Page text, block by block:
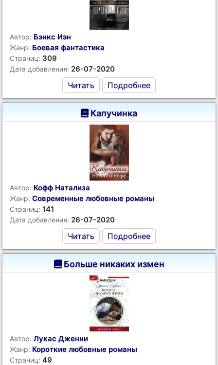
Автор: Бэнкс Иэн
Жанр: Боевая фантастика
Страниц: 309
Дата добавления: 26-07-2020
Читать Подробнее
Капучинка
Автор: Кофф Натализа
Жанр: Современные любовные романы
Страниц: 141
Дата добавления: 26-07-2020
Читать Подробнее
Больше никаких измен
Автор: Лукас Дженни
Жанр: Короткие любовные романы
Страниц: 49